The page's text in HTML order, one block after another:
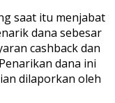
saat itu menjabat
dana sebesar
cashback dan
dana ini
dilaporkan oleh